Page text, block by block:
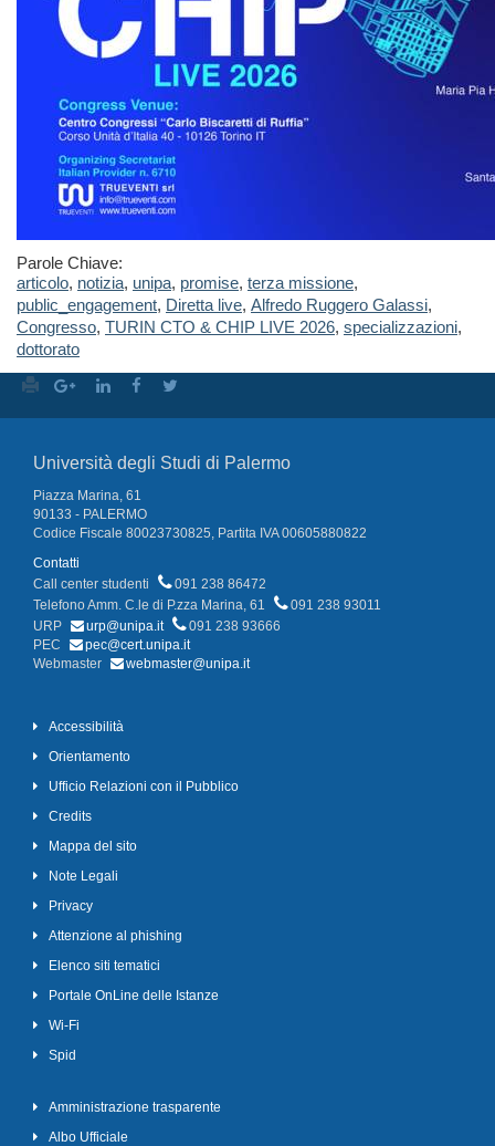
Parole Chiave:
articolo, notizia, unipa, promise, terza missione,
public_engagement, Diretta live, Alfredo Ruggero Galassi,
Congresso, TURIN CTO & CHIP LIVE 2026, specializzazioni,
dottorato
Università degli Studi di Palermo
Piazza Marina, 61
90133 - PALERMO
Codice Fiscale 80023730825, Partita IVA 00605880822
Contatti
Call center studenti
091 238 86472
Telefono Amm. C.le di P.zza Marina, 61
091 238 93011
URP
urp@unipa.it
091 238 93666
PEC
pec@cert.unipa.it
Webmaster
webmaster@unipa.it
Accessibilità
Orientamento
Ufficio Relazioni con il Pubblico
Credits
Mappa del sito
Note Legali
Privacy
Attenzione al phishing
Elenco siti tematici
Portale OnLine delle Istanze
Wi-Fi
Spid
Amministrazione trasparente
Albo Ufficiale